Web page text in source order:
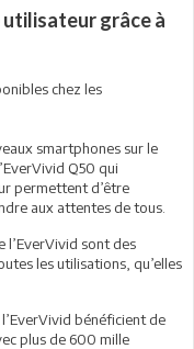
utilisateur grâce à
chez les
smartphones sur le
Q50 qui
permettent d’être
aux attentes de tous.
l’EverVivid sont des
les utilisations, qu’elles
bénéficient de
plus de 600 mille